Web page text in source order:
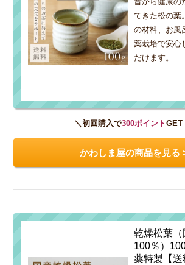
てきた松の葉
の材料、お風
薬栽培で安心
だけます。
＼初回購入で300ポイントGET
かわしま屋の商品を見る
乾燥松葉
100％）
薬特製【送